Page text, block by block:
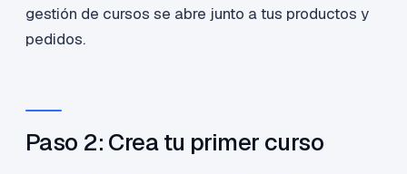
gestión de cursos se abre junto a tus productos y
pedidos.
Paso 2: Crea tu primer curso